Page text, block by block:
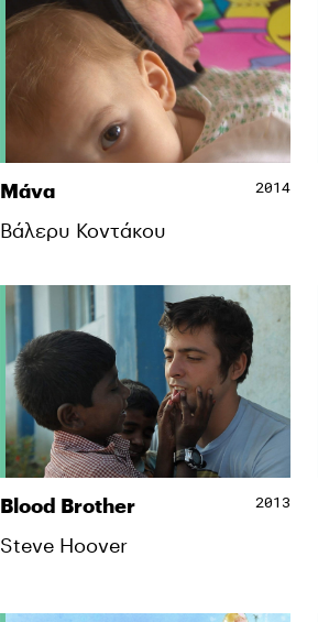
Μάνα 2014
Βάλερυ Κοντάκου
Blood Brother 2013
Steve Hoover